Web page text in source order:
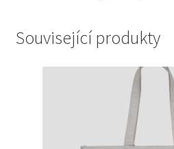
Související produkty